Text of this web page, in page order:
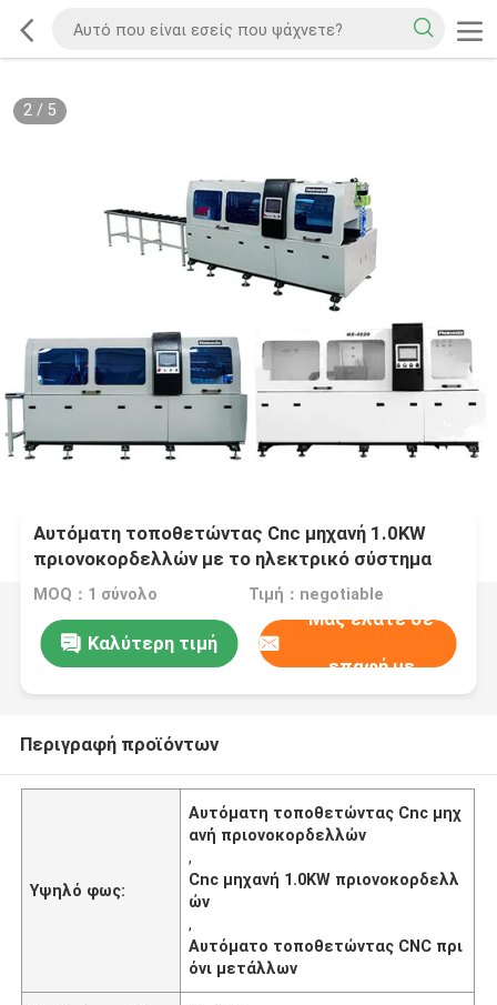
2/ 5
Αυτόματη τοποθετώντας Cnc μηχανή 1.0KW
πριονοκορδελλών με το ηλεκτρικό σύστημα
ελέγχου
MOQ：1 σύνολο Τιμή：negotiable
Καλύτερη τιμή
Μας ελάτε σε
επαφή με
Περιγραφή προϊόντων
Υψηλό φως:
Αυτόματη τοποθετώντας Cnc μηχ
ανή πριονοκορδελλών
,
Cnc μηχανή 1.0KW πριονοκορδελλ
ών
,
Αυτόματο τοποθετώντας CNC πρι
όνι μετάλλων